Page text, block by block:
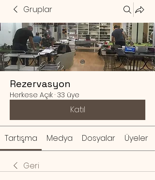
Gruplar
Rezervasyon
Herkese Açık · 33 üye
Katıl
Tartışma Medya Dosyalar Üyeler
Geri